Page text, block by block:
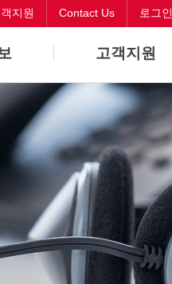
지원 Contact Us 로그인
고객지원
바로해결
원격지원
Contact Us